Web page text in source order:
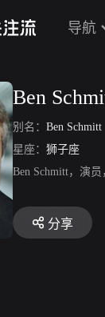
导航
Ben
别名： Ben Schmitt
星座： 狮子座
Ben Schmitt，演
分享